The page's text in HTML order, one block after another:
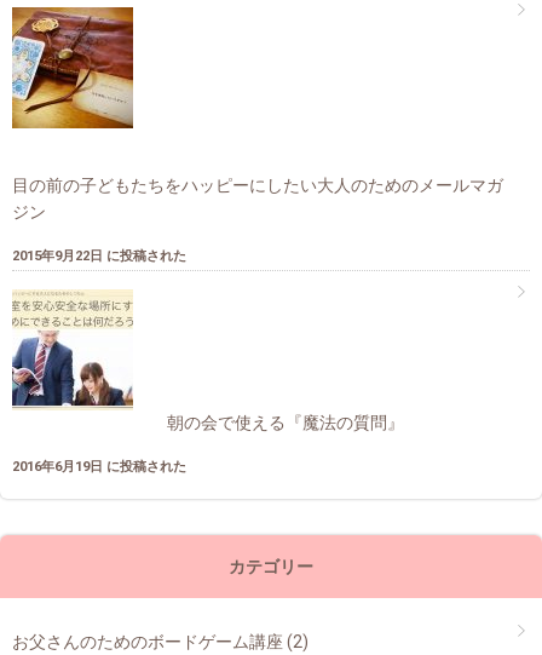
目の前の子どもたちをハッピーにしたい大人のためのメールマガ
ジン
2015年9月22日 に投稿された
朝の会で使える『魔法の質問』
2016年6月19日 に投稿された
カテゴリー
お父さんのためのボードゲーム講座 (2)